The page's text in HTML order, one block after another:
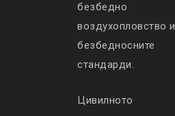
безбедно
воздухопловство и
безбедносните
стандарди.
Цивилното